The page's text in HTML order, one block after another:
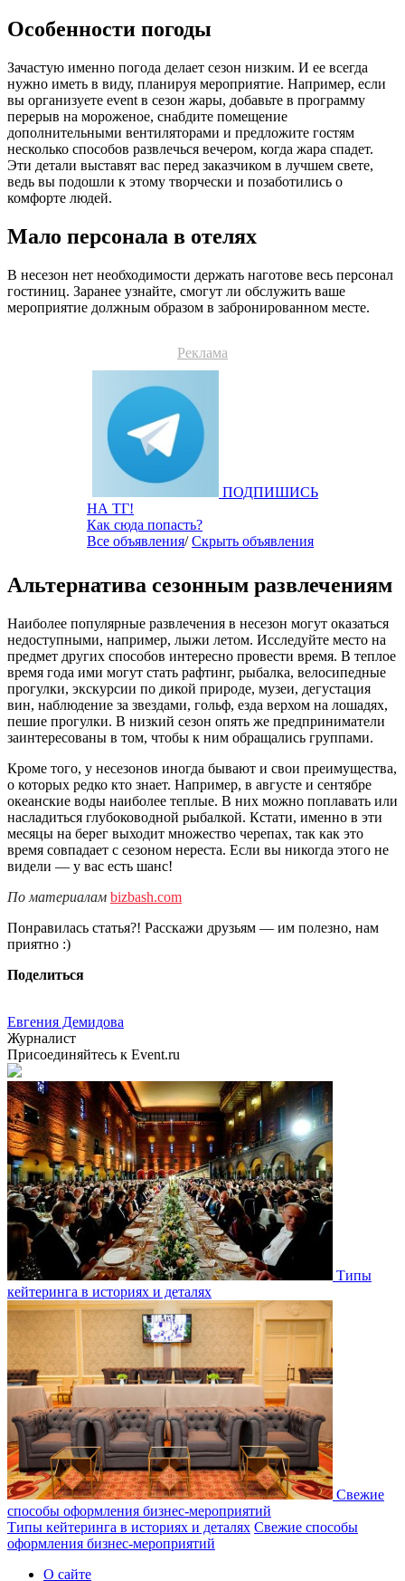
Особенности погоды
Зачастую именно погода делает сезон низким. И ее всегда
нужно иметь в виду, планируя мероприятие. Например, если
вы организуете event в сезон жары, добавьте в программу
перерыв на мороженое, снабдите помещение
дополнительными вентиляторами и предложите гостям
несколько способов развлечься вечером, когда жара спадет.
Эти детали выставят вас перед заказчиком в лучшем свете,
ведь вы подошли к этому творчески и позаботились о
комфорте людей.
Мало персонала в отелях
В несезон нет необходимости держать наготове весь персонал
гостиниц. Заранее узнайте, смогут ли обслужить ваше
мероприятие должным образом в забронированном месте.
Реклама
ПОДПИШИСЬ
НА ТГ!
Как сюда попасть?
Все объявления/Скрыть объявления
Альтернатива сезонным развлечениям
Наиболее популярные развлечения в несезон могут оказаться
недоступными, например, лыжи летом. Исследуйте место на
предмет других способов интересно провести время. В теплое
время года ими могут стать рафтинг, рыбалка, велосипедные
прогулки, экскурсии по дикой природе, музеи, дегустация
вин, наблюдение за звездами, гольф, езда верхом на лошадях,
пешие прогулки. В низкий сезон опять же предприниматели
заинтересованы в том, чтобы к ним обращались группами.
Кроме того, у несезонов иногда бывают и свои преимущества,
о которых редко кто знает. Например, в августе и сентябре
океанские воды наиболее теплые. В них можно поплавать или
насладиться глубоководной рыбалкой. Кстати, именно в эти
месяцы на берег выходит множество черепах, так как это
время совпадает с сезоном нереста. Если вы никогда этого не
видели — у вас есть шанс!
По материалам bizbash.com
Понравилась статья?! Расскажи друзьям — им полезно, нам
приятно :)
Поделиться
Евгения Демидова
Журналист
Присоединяйтесь к Event.ru
Типы
кейтеринга в историях и деталях
Свежие
способы оформления бизнес-мероприятий
Типы кейтеринга в историях и деталях Свежие способы
оформления бизнес-мероприятий
О сайте